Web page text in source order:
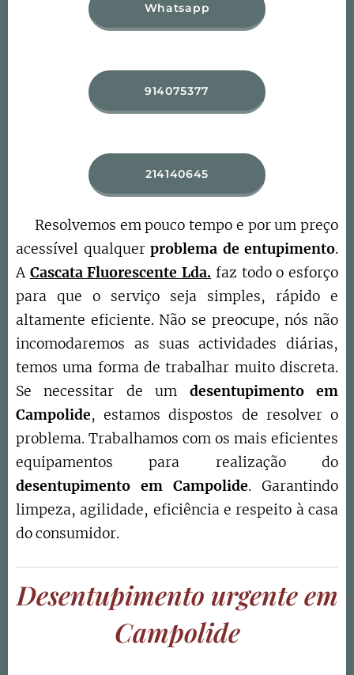
Whatsapp
914075377
214140645
Resolvemos em pouco tempo e por um preço
acessível qualquer problema de entupimento.
A Cascata Fluorescente Lda. faz todo o esforço
para que o serviço seja simples, rápido e
altamente eficiente. Não se preocupe, nós não
incomodaremos as suas actividades diárias,
temos uma forma de trabalhar muito discreta.
Se necessitar de um desentupimento em
Campolide, estamos dispostos de resolver o
problema. Trabalhamos com os mais eficientes
equipamentos para realização do
desentupimento em Campolide. Garantindo
limpeza, agilidade, eficiência e respeito à casa
do consumidor.
Desentupimento urgente em
Campolide